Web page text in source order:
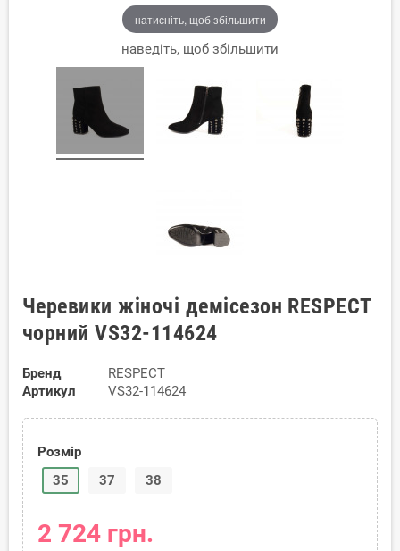
натисніть, щоб збільшити
наведіть, щоб збільшити
Черевики жіночі демісезон RESPECT
чорний VS32-114624
Бренд
RESPECT
Артикул
VS32-114624
Розмір
35
37 38
2 724 грн.